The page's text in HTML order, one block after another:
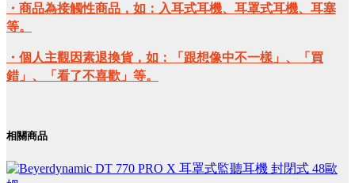
・商品為接觸性商品，如：入耳式耳機、耳罩式耳機、耳塞
等。
・個人主觀因素退換貨，如：「跟想像中不一樣」、「買
錯」、「看了不喜歡」等。
相關商品